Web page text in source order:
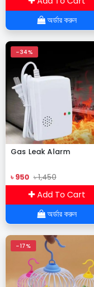
অর্ডার করুন
-34%
Gas Leak Alarm
৳ 950 ৳ 1,450
Add To Cart
অর্ডার করুন
-17%